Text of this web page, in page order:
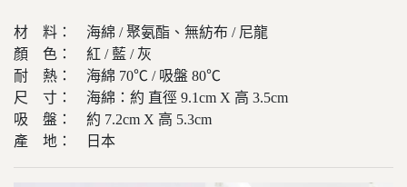
材 料： 海綿 / 聚氨酯、無紡布 / 尼龍
顏 色： 紅 / 藍 / 灰
耐 熱： 海綿 70℃ / 吸盤 80℃
尺 寸： 海綿：約 直徑 9.1cm X 高 3.5cm
吸 盤： 約 7.2cm X 高 5.3cm
產 地： 日本